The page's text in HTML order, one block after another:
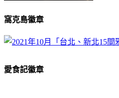
窩克島徽章
愛食記徽章